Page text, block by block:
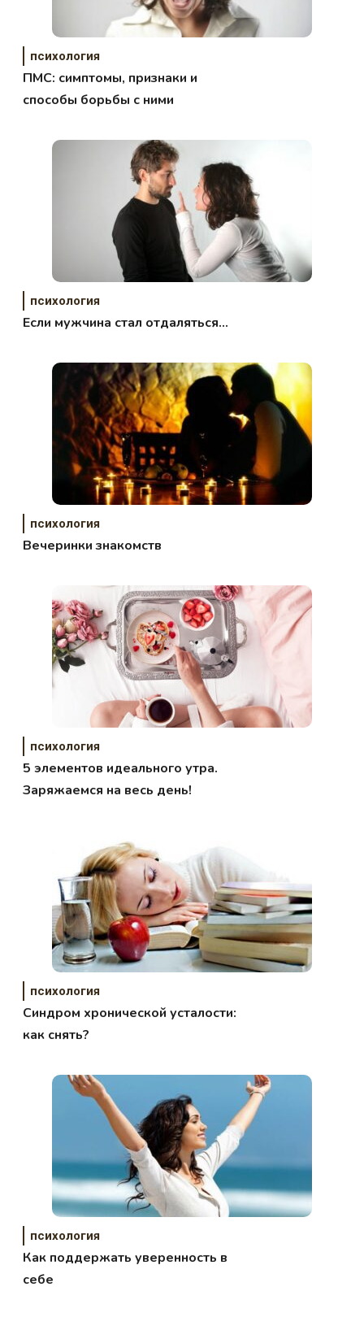
психология
ПМС: симптомы, признаки и
способы борьбы с ними
психология
Если мужчина стал отдаляться…
психология
Вечеринки знакомств
психология
5 элементов идеального утра.
Заряжаемся на весь день!
психология
Синдром хронической усталости:
как снять?
психология
Как поддержать уверенность в
себе